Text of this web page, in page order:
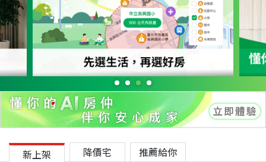
新上架 降價宅 推薦給你